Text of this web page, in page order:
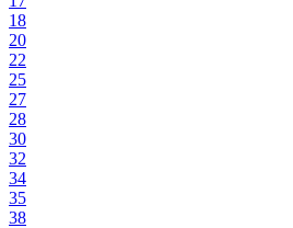
18
20
22
25
27
28
30
32
34
35
38